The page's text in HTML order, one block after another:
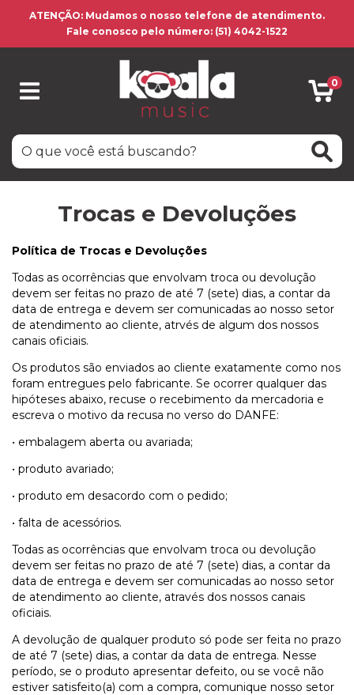
ATENÇÃO: Mudamos o nosso telefone de atendimento.
Fale conosco pelo número: (51) 4042-1522
0
Trocas e Devoluções
Política de Trocas e Devoluções
Todas as ocorrências que envolvam troca ou devolução
devem ser feitas no prazo de até 7 (sete) dias, a contar da
data de entrega e devem ser comunicadas ao nosso setor
de atendimento ao cliente, atrvés de algum dos nossos
canais oficiais.
Os produtos são enviados ao cliente exatamente como nos
foram entregues pelo fabricante. Se ocorrer qualquer das
hipóteses abaixo, recuse o recebimento da mercadoria e
escreva o motivo da recusa no verso do DANFE:
• embalagem aberta ou avariada;
• produto avariado;
• produto em desacordo com o pedido;
• falta de acessórios.
Todas as ocorrências que envolvam troca ou devolução
devem ser feitas no prazo de até 7 (sete) dias, a contar da
data de entrega e devem ser comunicadas ao nosso setor
de atendimento ao cliente, através dos nossos canais
oficiais.
A devolução de qualquer produto só pode ser feita no prazo
de até 7 (sete) dias, a contar da data de entrega. Nesse
período, se o produto apresentar defeito, ou se você não
estiver satisfeito(a) com a compra, comunique nosso setor